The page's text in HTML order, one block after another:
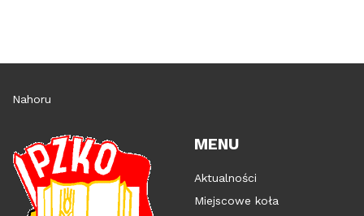
Nahoru
MENU
Aktualności
Miejscowe koła